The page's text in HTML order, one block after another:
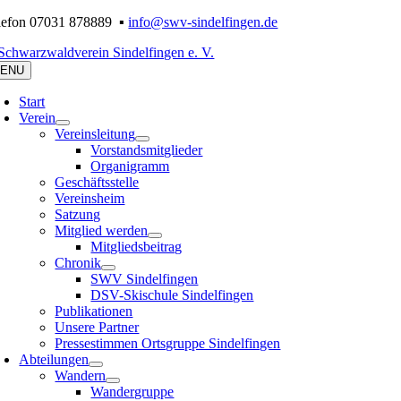
Zum
springen
07031 878889 ▪info@swv-sindelfingen.de
Start
Verein
Vereinsleitung
Vorstandsmitglieder
Organigramm
Geschäftsstelle
Vereinsheim
Satzung
Mitglied werden
Mitgliedsbeitrag
Chronik
SWV Sindelfingen
DSV-Skischule Sindelfingen
Publikationen
Unsere Partner
Pressestimmen Ortsgruppe Sindelfingen
Abteilungen
Wandern
Wandergruppe